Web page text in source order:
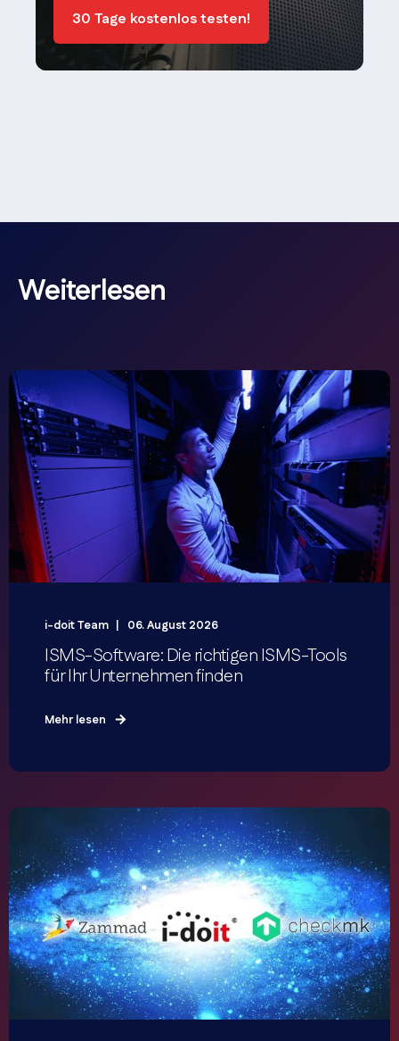
30 Tage kostenlos testen!
Weiterlesen
i-doit Team 06. August 2026
ISMS-Software: Die richtigen ISMS-Tools
für Ihr Unternehmen finden
Mehr lesen